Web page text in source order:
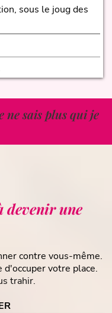
sous le joug des
ne sais plus qui je
devenir une
contre vous-même.
votre place.
trahir.